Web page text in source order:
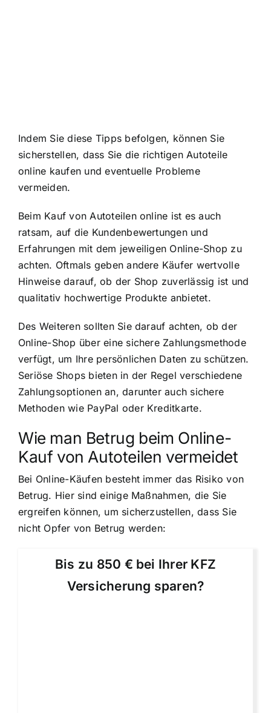
Indem Sie diese Tipps befolgen, können Sie
sicherstellen, dass Sie die richtigen Autoteile
online kaufen und eventuelle Probleme
vermeiden.
Beim Kauf von Autoteilen online ist es auch
ratsam, auf die Kundenbewertungen und
Erfahrungen mit dem jeweiligen Online-Shop zu
achten. Oftmals geben andere Käufer wertvolle
Hinweise darauf, ob der Shop zuverlässig ist und
qualitativ hochwertige Produkte anbietet.
Des Weiteren sollten Sie darauf achten, ob der
Online-Shop über eine sichere Zahlungsmethode
verfügt, um Ihre persönlichen Daten zu schützen.
Seriöse Shops bieten in der Regel verschiedene
Zahlungsoptionen an, darunter auch sichere
Methoden wie PayPal oder Kreditkarte.
Wie man Betrug beim Online-
Kauf von Autoteilen vermeidet
Bei Online-Käufen besteht immer das Risiko von
Betrug. Hier sind einige Maßnahmen, die Sie
ergreifen können, um sicherzustellen, dass Sie
nicht Opfer von Betrug werden:
Bis zu 850 € bei Ihrer KFZ
Versicherung sparen?